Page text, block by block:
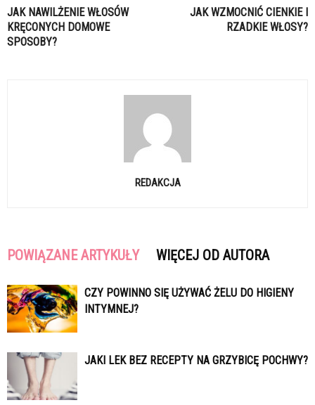
JAK NAWILŻENIE WŁOSÓW
KRĘCONYCH DOMOWE
SPOSOBY?
JAK WZMOCNIĆ CIENKIE I
RZADKIE WŁOSY?
REDAKCJA
POWIĄZANE ARTYKUŁY WIĘCEJ OD AUTORA
CZY POWINNO SIĘ UŻYWAĆ ŻELU DO HIGIENY
INTYMNEJ?
JAKI LEK BEZ RECEPTY NA GRZYBICĘ POCHWY?